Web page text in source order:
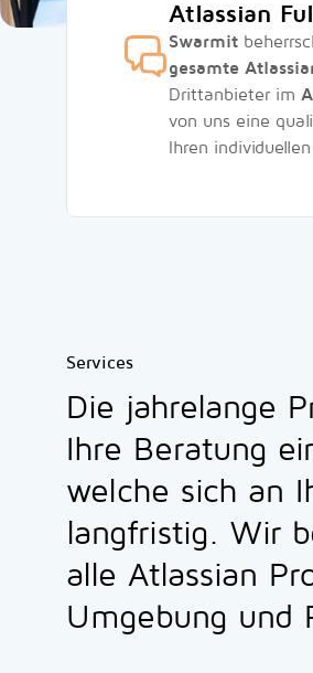
Atlassian
Swarmit
gesamte
Drittanbieter im
von uns eine
Ihren
Services
Die jahrelange
Ihre Beratung
welche sich an
langfristig. Wir
alle Atlassian
Umgebung und